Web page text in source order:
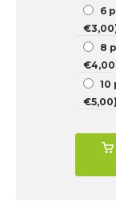
6
8
10
€5,00)